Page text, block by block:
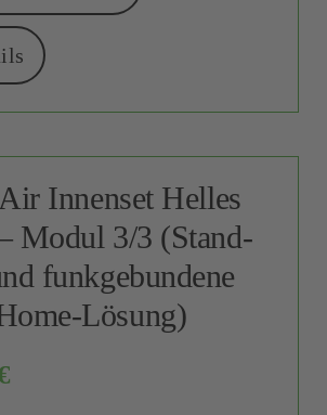
Innenset Helles
Modul 3/3 (Stand-
funkgebundene
Lösung)